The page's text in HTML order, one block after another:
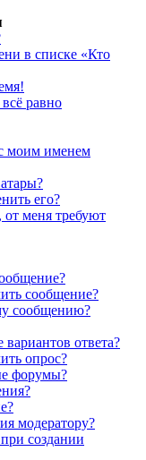
в списке «Кто
равно
моим именем
его?
меня требуют
сообщение?
сообщению?
ответа?
опрос?
форумы?
модератору?
создании